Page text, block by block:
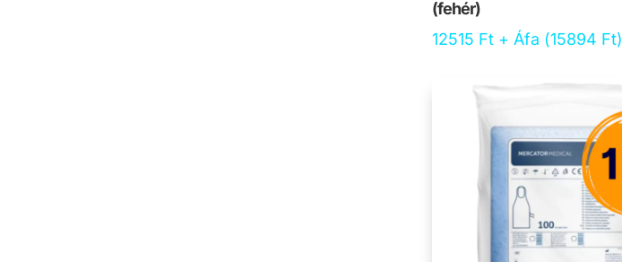
(fehér)
12515 Ft + Áfa (15894 Ft)